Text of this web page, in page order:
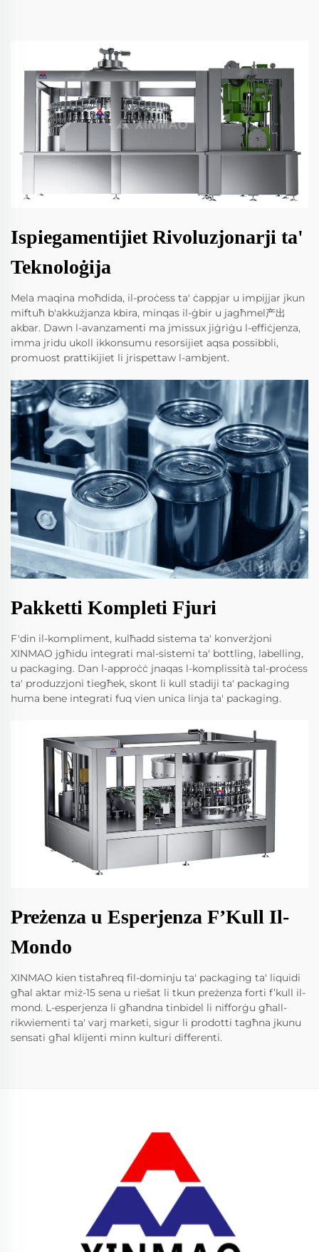
Ispiegamentijiet Rivoluzjonarji ta'
Teknoloġija
Mela maqina moħdida, il-proċess ta' ċappjar u impijjar jkun
miftuħ b'akkużjanza kbira, minqas il-ġbir u jagħmel产出
akbar. Dawn l-avanzamenti ma jmissux jiġriġu l-effiċjenza,
imma jridu ukoll ikkonsumu resorsijiet aqsa possibbli,
promuost prattikijiet li jrispettaw l-ambjent.
Pakketti Kompleti Fjuri
F'din il-kompliment, kulħadd sistema ta' konverżjoni
XINMAO jgħidu integrati mal-sistemi ta' bottling, labelling,
u packaging. Dan l-approċċ jnaqas l-komplissità tal-proċess
ta' produzzjoni tiegħek, skont li kull stadiji ta' packaging
huma bene integrati fuq vien unica linja ta' packaging.
Preżenza u Esperjenza F’Kull Il-
Mondo
XINMAO kien tistaħreq fil-dominju ta' packaging ta' liquidi
għal aktar miż-15 sena u riešat li tkun preżenza forti f’kull il-
mond. L-esperjenza li għandna tinbidel li nifforġu għall-
rikwiementi ta' varj marketi, sigur li prodotti tagħna jkunu
sensati għal klijenti minn kulturi differenti.